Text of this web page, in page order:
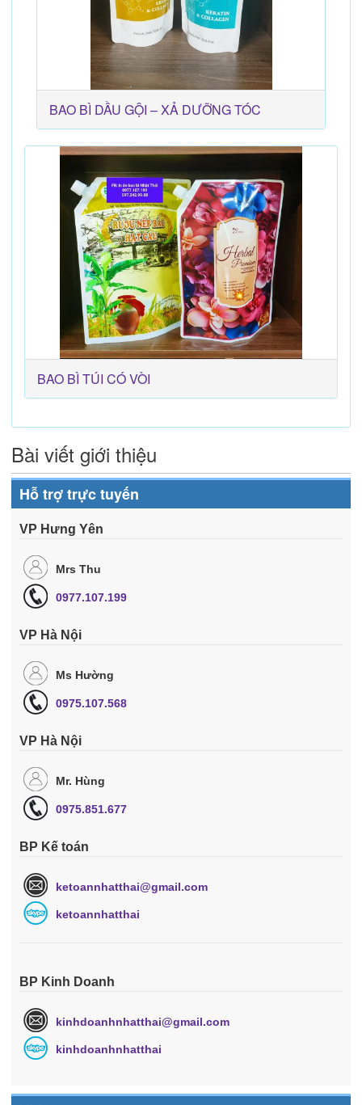
BAO BÌ DẦU GỘI – XẢ DƯỠNG TÓC
BAO BÌ TÚI CÓ VÒI
Bài viết giới thiệu
Hỗ trợ trực tuyến
VP Hưng Yên
Mrs Thu
0977.107.199
VP Hà Nội
Ms Hường
0975.107.568
VP Hà Nội
Mr. Hùng
0975.851.677
BP Kế toán
ketoannhatthai@gmail.com
ketoannhatthai
BP Kinh Doanh
kinhdoanhnhatthai@gmail.com
kinhdoanhnhatthai